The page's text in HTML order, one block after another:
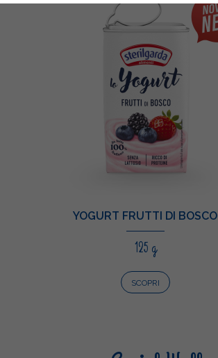
YOGURT FRUTTI DI BOSCO
125 g
SCOPRI